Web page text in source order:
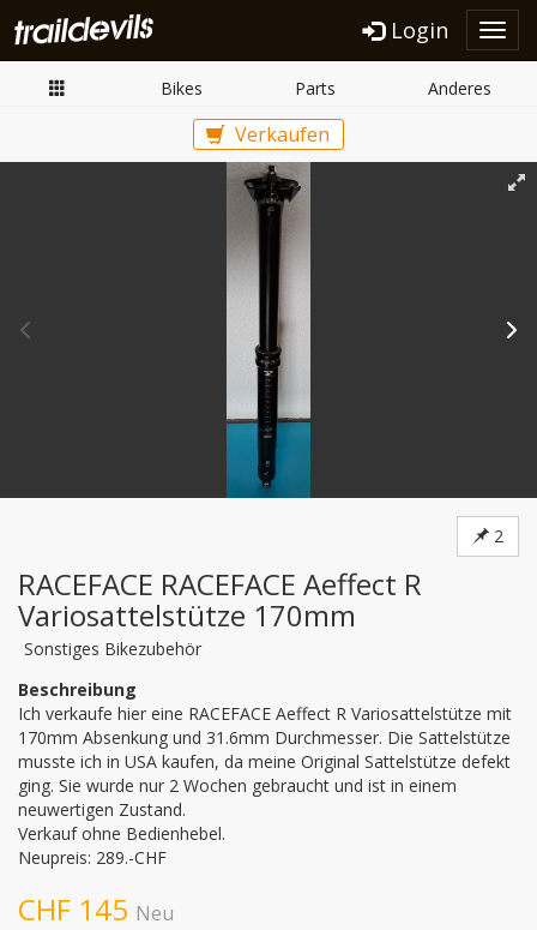
Login
Bikes Parts Anderes
Verkaufen
2
RACEFACE RACEFACE Aeffect R
Variosattelstütze 170mm
Sonstiges Bikezubehör
Beschreibung
Ich verkaufe hier eine RACEFACE Aeffect R Variosattelstütze mit
170mm Absenkung und 31.6mm Durchmesser. Die Sattelstütze
musste ich in USA kaufen, da meine Original Sattelstütze defekt
ging. Sie wurde nur 2 Wochen gebraucht und ist in einem
neuwertigen Zustand.
Verkauf ohne Bedienhebel.
Neupreis: 289.-CHF
CHF 145 Neu